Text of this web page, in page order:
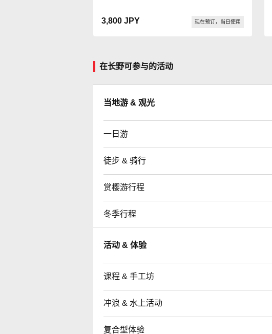
3,800 JPY 现在预订，当日使用
在长野可参与的活动
当地游 & 观光
一日游
徒步 & 骑行
赏樱游行程
冬季行程
活动 & 体验
课程 & 手工坊
冲浪 & 水上活动
复合型体验